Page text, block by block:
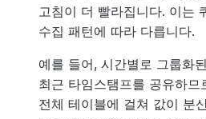
고침이 더 빨라집니다. 이는
수집 패턴에 따라 다릅니다.
예를 들어, 시간별로 그룹화
최근 타임스탬프를 공유하
전체 테이블에 걸쳐 값이 분